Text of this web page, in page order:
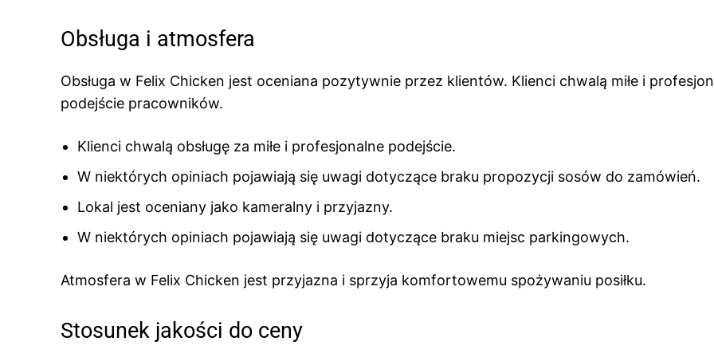
Obsługa i atmosfera
Obsługa w Felix Chicken jest oceniana pozytywnie przez klientów. Klienci chwalą miłe i
podejście pracowników.
Klienci chwalą obsługę za miłe i profesjonalne podejście.
W niektórych opiniach pojawiają się uwagi dotyczące braku propozycji sosów do zamówień.
Lokal jest oceniany jako kameralny i przyjazny.
W niektórych opiniach pojawiają się uwagi dotyczące braku miejsc parkingowych.
Atmosfera w Felix Chicken jest przyjazna i sprzyja komfortowemu spożywaniu posiłku.
Stosunek jakości do ceny